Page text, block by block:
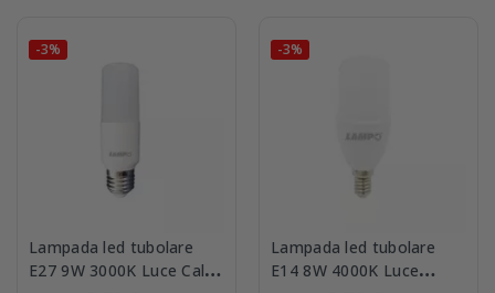
-3%
Lampada led tubolare
E27 9W 3000K Luce Calda
-3%
Lampada led tubolare
E14 8W 4000K Luce